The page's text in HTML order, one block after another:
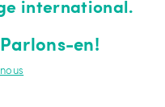
international.
en!